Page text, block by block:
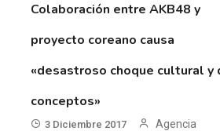
Colaboración entre AKB48 y
proyecto coreano causa
«desastroso choque cultural y
conceptos»
3 Diciembre 2017
Agencia